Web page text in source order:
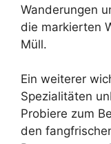
Wanderungen
die markierten
Müll.
Ein weiterer
Spezialitäten
Probiere zum
den